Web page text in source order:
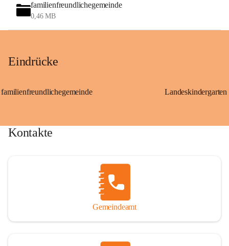
familienfreundlichegemeinde
0,46 MB
Eindrücke
familienfreundlichegemeinde
Kontakte
Gemeindeamt